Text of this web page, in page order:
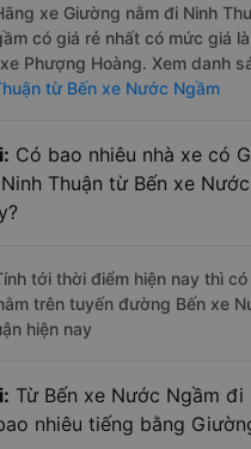
xe Giường nằm đi Ninh
có giá rẻ nhất có mức giá
Phượng Hoàng. Xem danh
từ Bến xe Nước Ngầm
Có bao nhiêu nhà xe có
Thuận từ Bến xe
tới thời điểm hiện nay thì
trên tuyến đường Bến xe
hiện nay
Từ Bến xe Nước Ngầm đi
nhiêu tiếng bằng